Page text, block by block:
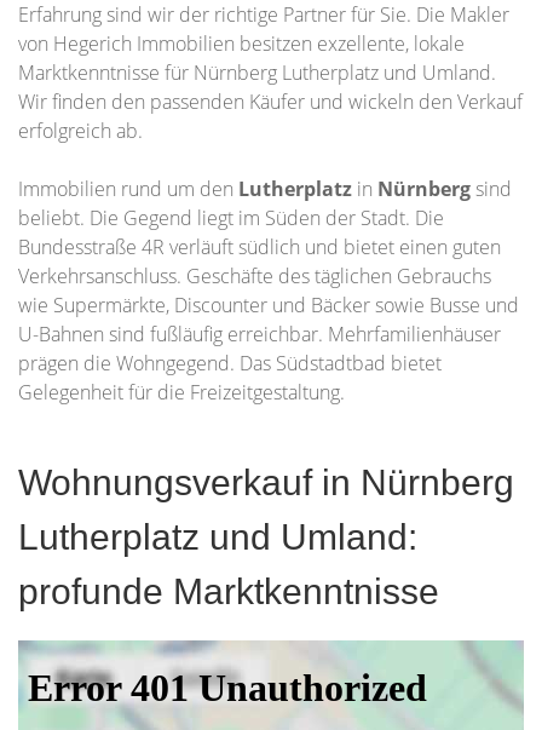
Erfahrung sind wir der richtige Partner für Sie. Die Makler
von Hegerich Immobilien besitzen exzellente, lokale
Marktkenntnisse für Nürnberg Lutherplatz und Umland.
Wir finden den passenden Käufer und wickeln den Verkauf
erfolgreich ab.
Immobilien rund um den Lutherplatz in Nürnbergsind
beliebt. Die Gegend liegt im Süden der Stadt. Die
Bundesstraße 4R verläuft südlich und bietet einen guten
Verkehrsanschluss. Geschäfte des täglichen Gebrauchs
wie Supermärkte, Discounter und Bäcker sowie Busse und
U-Bahnen sind fußläufig erreichbar. Mehrfamilienhäuser
prägen die Wohngegend. Das Südstadtbad bietet
Gelegenheit für die Freizeitgestaltung.
Wohnungsverkauf in Nürnberg
Lutherplatz und Umland:
profunde Marktkenntnisse